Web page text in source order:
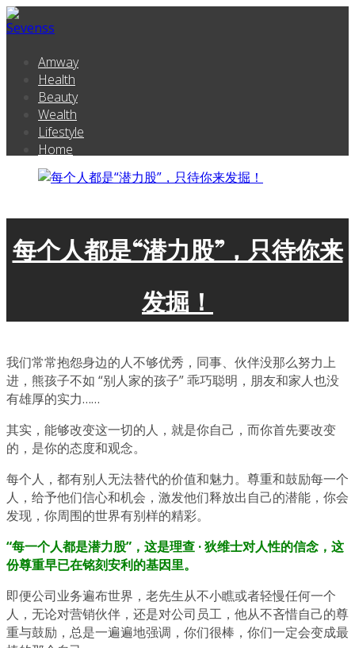
Amway
Health
Beauty
Wealth
Lifestyle
Home
每个人都是“潜力股”，只待你来
发掘！
我们常常抱怨身边的人不够优秀，同事、伙伴没那么努力上
进，熊孩子不如 “别人家的孩子” 乖巧聪明，朋友和家人也没
有雄厚的实力……
其实，能够改变这一切的人，就是你自己，而你首先要改变
的，是你的态度和观念。
每个人，都有别人无法替代的价值和魅力。尊重和鼓励每一个
人，给予他们信心和机会，激发他们释放出自己的潜能，你会
发现，你周围的世界有别样的精彩。
“每一个人都是潜力股”，这是理查 · 狄维士对人性的信念，这
份尊重早已在铭刻安利的基因里。
即便公司业务遍布世界，老先生从不小瞧或者轻慢任何一个
人，无论对营销伙伴，还是对公司员工，他从不吝惜自己的尊
重与鼓励，总是一遍遍地强调，你们很棒，你们一定会变成最